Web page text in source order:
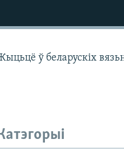
ў беларускіх